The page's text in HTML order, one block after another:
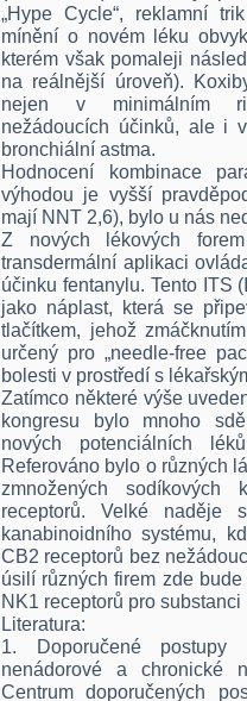
„Hype Cycle“, reklamní
mínění o novém léku
kterém však pomaleji
na reálnější úroveň).
nejen v minimálním
nežádoucích účinků, ale i
bronchiální astma.
Hodnocení kombinace
výhodou je vyšší
mají NNT 2,6), bylo u nás
Z nových lékových
transdermální aplikaci
účinku fentanylu. Tento ITS
jako náplast, která se
tlačítkem, jehož
určený pro „needle-free
bolesti v prostředí s
Zatímco některé výše
kongresu bylo mnoho
nových potenciálních
Referováno bylo o různých
zmnožených sodíkových
receptorů. Velké naděje
kanabinoidního systému,
CB2 receptorů bez
úsilí různých firem zde
NK1 receptorů pro
Literatura:
1. Doporučené postupy
nenádorové a chronické
Centrum doporučených